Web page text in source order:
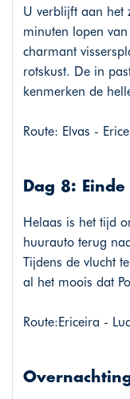
U verblijft aan het
minuten lopen
charmant
rotskust. De in
kenmerken de
Route: Elvas -
Dag 8:
Helaas is het tijd
huurauto terug
Tijdens de vlucht
al het moois dat
Route:Ericeira -